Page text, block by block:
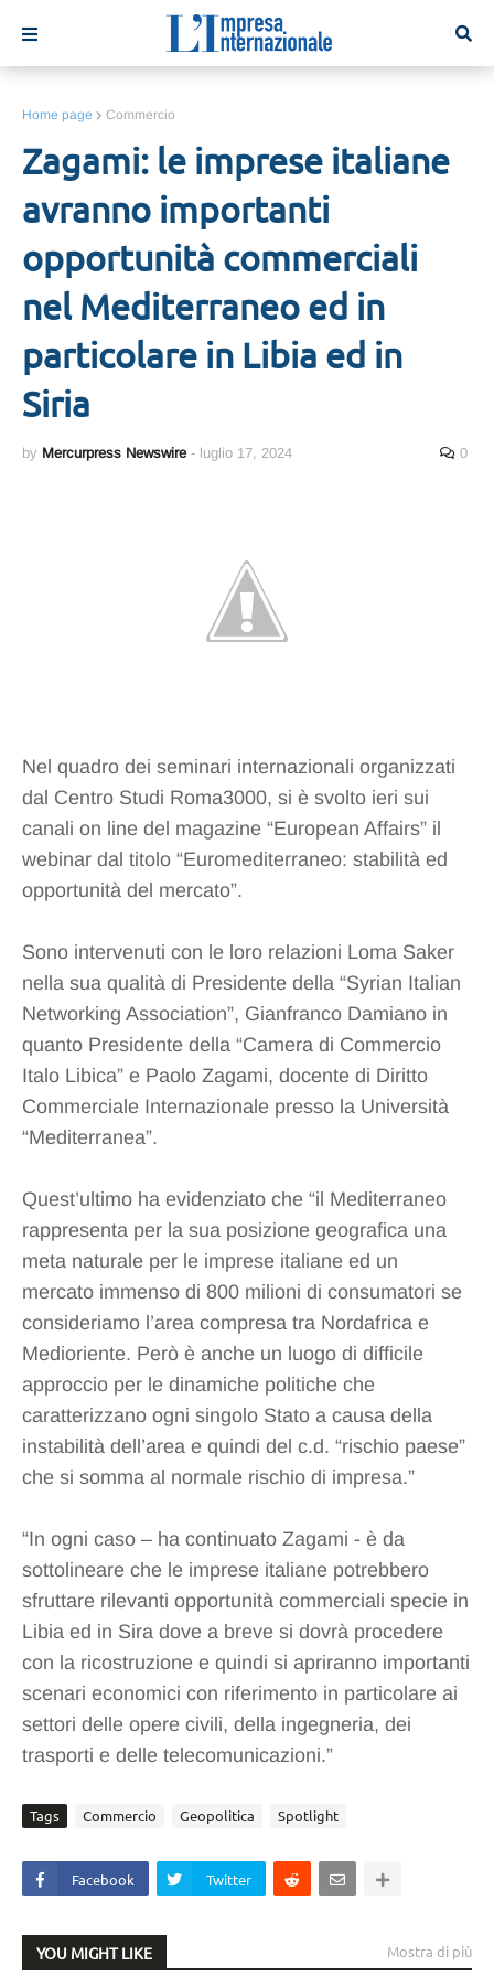
Home page Commercio
Zagami: le imprese italiane
avranno importanti
opportunità commerciali
nel Mediterraneo ed in
particolare in Libia ed in
Siria
by Mercurpress Newswire - luglio 17, 2024 0
Nel quadro dei seminari internazionali organizzati
dal Centro Studi Roma3000, si è svolto ieri sui
canali on line del magazine “European Affairs” il
webinar dal titolo “Euromediterraneo: stabilità ed
opportunità del mercato”.
Sono intervenuti con le loro relazioni Loma Saker
nella sua qualità di Presidente della “Syrian Italian
Networking Association”, Gianfranco Damiano in
quanto Presidente della “Camera di Commercio
Italo Libica” e Paolo Zagami, docente di Diritto
Commerciale Internazionale presso la Università
“Mediterranea”.
Quest’ultimo ha evidenziato che “il Mediterraneo
rappresenta per la sua posizione geografica una
meta naturale per le imprese italiane ed un
mercato immenso di 800 milioni di consumatori se
consideriamo l’area compresa tra Nordafrica e
Medioriente. Però è anche un luogo di difficile
approccio per le dinamiche politiche che
caratterizzano ogni singolo Stato a causa della
instabilità dell’area e quindi del c.d. “rischio paese”
che si somma al normale rischio di impresa.”
“In ogni caso – ha continuato Zagami - è da
sottolineare che le imprese italiane potrebbero
sfruttare rilevanti opportunità commerciali specie in
Libia ed in Sira dove a breve si dovrà procedere
con la ricostruzione e quindi si apriranno importanti
scenari economici con riferimento in particolare ai
settori delle opere civili, della ingegneria, dei
trasporti e delle telecomunicazioni.”
Tags Commercio Geopolitica Spotlight
Facebook Twitter
YOU MIGHT LIKE Mostra di più